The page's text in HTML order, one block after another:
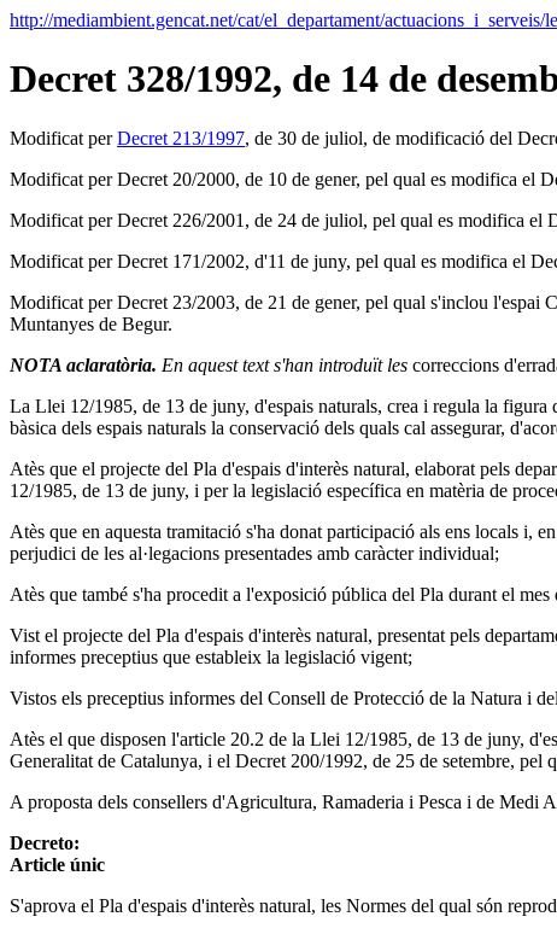
http://mediambient.gencat.net/cat/el_departament/
Decret 328/1992, de 14 de
Modificat perDecret 213/1997, de 30 de juliol, de modificació del
Modificat per Decret 20/2000, de 10 de gener, pel qual es modifica el
Modificat per Decret 226/2001, de 24 de juliol, pel qual es modifica el
Modificat per Decret 171/2002, d'11 de juny, pel qual es modifica el
Modificat per Decret 23/2003, de 21 de gener, pel qual s'inclou l'espai
Muntanyes de Begur.
NOTA aclaratòria. En aquest text s'han introduït les correccions
La Llei 12/1985, de 13 de juny, d'espais naturals, crea i regula la
bàsica dels espais naturals la conservació dels quals cal assegurar,
Atès que el projecte del Pla d'espais d'interès natural, elaborat pels
12/1985, de 13 de juny, i per la legislació específica en matèria de
Atès que en aquesta tramitació s'ha donat participació als ens locals i,
perjudici de les al·legacions presentades amb caràcter individual;
Atès que també s'ha procedit a l'exposició pública del Pla durant el
Vist el projecte del Pla d'espais d'interès natural, presentat pels
informes preceptius que estableix la legislació vigent;
Vistos els preceptius informes del Consell de Protecció de la Natura i
Atès el que disposen l'article 20.2 de la Llei 12/1985, de 13 de juny,
Generalitat de Catalunya, i el Decret 200/1992, de 25 de setembre, pel
A proposta dels consellers d'Agricultura, Ramaderia i Pesca i de Medi
Decreto:
Article únic
S'aprova el Pla d'espais d'interès natural, les Normes del qual són